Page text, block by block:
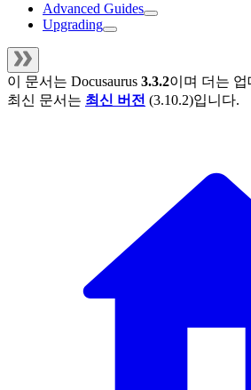
Advanced Guides
Upgrading
이 문서는 Docusaurus 3.3.2이며 더는
최신 문서는 최신 버전 (3.10.2)입니다.